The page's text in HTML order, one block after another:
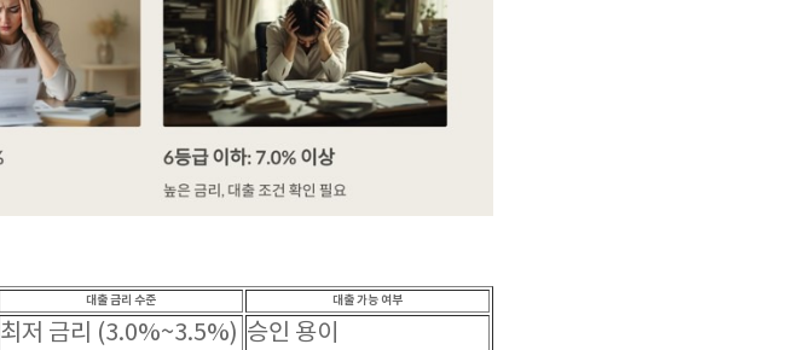
대출 금리 수준 대출 가능 여부
최저 금리 (3.0%~3.5%) 승인 용이